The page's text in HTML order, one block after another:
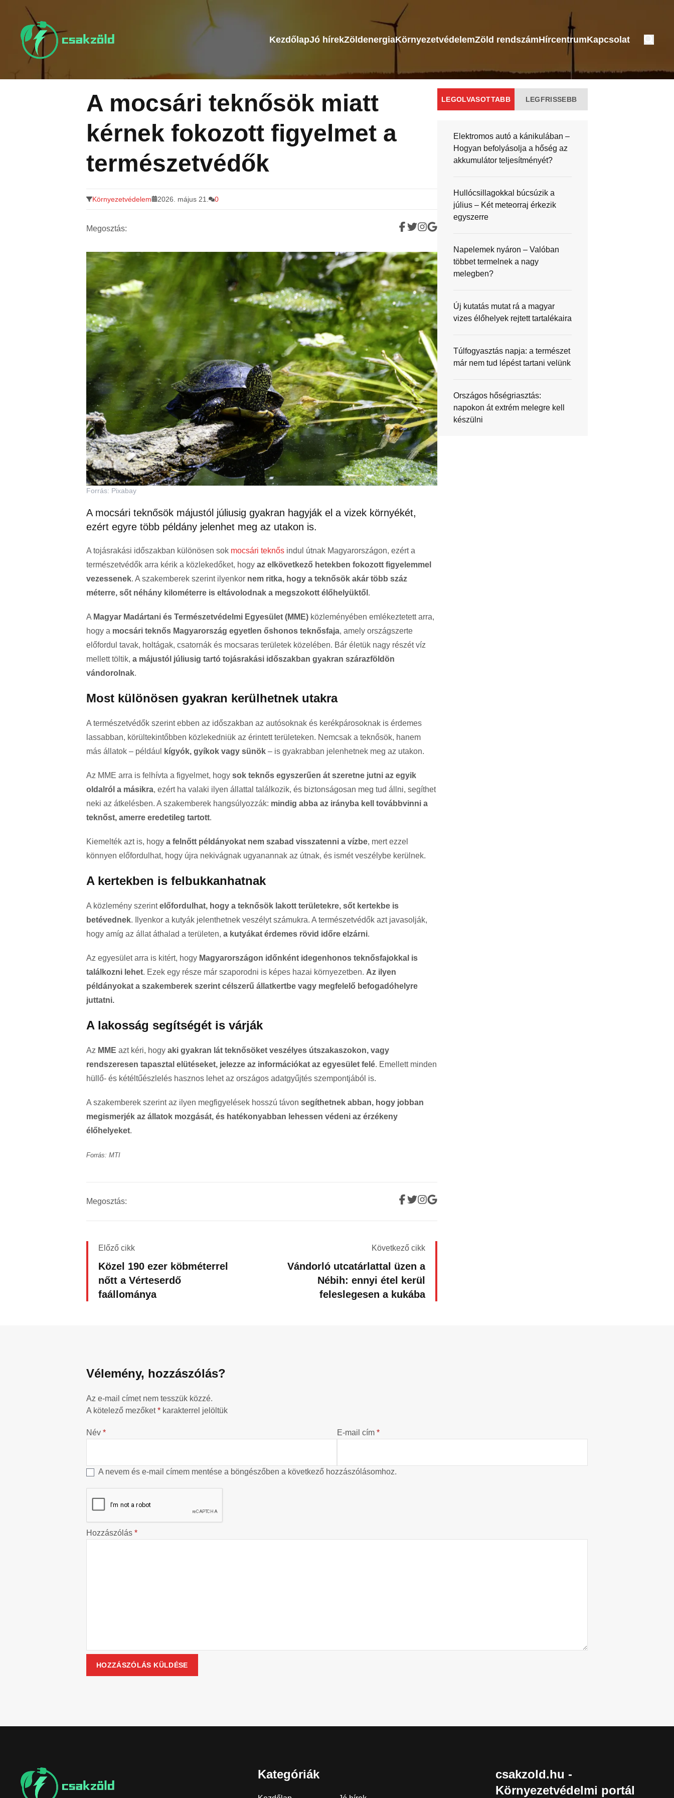
a
KezdőlapJó hírekZöldenergiaKörnyezetvédelemZöld rendszámHírcentrumKapcsolat
A mocsári teknősök miatt
kérnek fokozott figyelmet a
természetvédők
Környezetvédelem 2026. május 21. 0
Megosztás:
Forrás: Pixabay
A mocsári teknősök májustól júliusig gyakran hagyják el a vizek környékét,
ezért egyre több példány jelenhet meg az utakon is.
A tojásrakási időszakban különösen sok mocsári teknős indul útnak Magyarországon, ezért a
természetvédők arra kérik a közlekedőket, hogy az elkövetkező hetekben fokozott figyelemmel
vezessenek. A szakemberek szerint ilyenkor nem ritka, hogy a teknősök akár több száz
méterre, sőt néhány kilométerre is eltávolodnak a megszokott élőhelyüktől .
A Magyar Madártani és Természetvédelmi Egyesület (MME) közleményében emlékeztetett arra,
hogy a mocsári teknős Magyarország egyetlen őshonos teknősfaja, amely országszerte
előfordul tavak, holtágak, csatornák és mocsaras területek közelében. Bár életük nagy részét víz
mellett töltik, a májustól júliusig tartó tojásrakási időszakban gyakran szárazföldön
vándorolnak.
Most különösen gyakran kerülhetnek utakra
A természetvédők szerint ebben az időszakban az autósoknak és kerékpárosoknak is érdemes
lassabban, körültekintőbben közlekedniük az érintett területeken. Nemcsak a teknősök, hanem
más állatok – például
kígyók, gyíkok vagy sünök – is gyakrabban jelenhetnek meg az utakon.
Az MME arra is felhívta a figyelmet, hogy sok teknős egyszerűen át szeretne jutni az egyik
oldalról a másikra, ezért ha valaki ilyen állattal találkozik, és biztonságosan meg tud állni, segíthet
neki az átkelésben. A szakemberek hangsúlyozzák: mindig abba az irányba kell továbbvinni a
teknőst, amerre eredetileg tartott.
Kiemelték azt is, hogy a felnőtt példányokat nem szabad visszatenni a vízbe, mert ezzel
könnyen előfordulhat, hogy újra nekivágnak ugyanannak az útnak, és ismét veszélybe kerülnek.
A kertekben is felbukkanhatnak
A közlemény szerintelőfordulhat, hogy a teknősök lakott területekre, sőt kertekbe is
betévednek. Ilyenkor a kutyák jelenthetnek veszélyt számukra. A természetvédők azt javasolják,
hogy amíg az állat áthalad a területen, a kutyákat érdemes rövid időre elzárni.
Az egyesület arra is kitért, hogy Magyarországon időnként idegenhonos teknősfajokkal is
találkozni lehet. Ezek egy része már szaporodni is képes hazai környezetben. Az ilyen
példányokat a szakemberek szerint célszerű állatkertbe vagy megfelelő befogadóhelyre
juttatni.
A lakosság segítségét is várják
Az MME azt kéri, hogy aki gyakran lát teknősöket veszélyes útszakaszokon, vagy
rendszeresen tapasztal elütéseket, jelezze az információkat az egyesület felé. Emellett minden
hüllő- és kétéltűészlelés hasznos lehet az országos adatgyűjtés szempontjából is.
A szakemberek szerint az ilyen megfigyelések hosszú távon segíthetnek abban, hogy jobban
megismerjék az állatok mozgását, és hatékonyabban lehessen védeni az érzékeny
élőhelyeket.
Forrás: MTI
Megosztás:
Előző cikk
Közel 190 ezer köbméterrel
nőtt a Vérteserdő
faállománya
Következő cikk
Vándorló utcatárlattal üzen a
Nébih: ennyi étel kerül
feleslegesen a kukába
LEGOLVASOTTABB LEGFRISSEBB
Elektromos autó a kánikulában –
Hogyan befolyásolja a hőség az
akkumulátor teljesítményét?
Hullócsillagokkal búcsúzik a
július – Két meteorraj érkezik
egyszerre
Napelemek nyáron – Valóban
többet termelnek a nagy
melegben?
Új kutatás mutat rá a magyar
vizes élőhelyek rejtett tartalékaira
Túlfogyasztás napja: a természet
már nem tud lépést tartani velünk
Országos hőségriasztás:
napokon át extrém melegre kell
készülni
Vélemény, hozzászólás?
Az e-mail címet nem tesszük közzé.
A kötelező mezőket* karakterrel jelöltük
Név * E-mail cím *
A nevem és e-mail címem mentése a böngészőben a következő hozzászólásomhoz.
Hozzászólás *
Kategóriák
csakzold.hu -
Környezetvédelmi portál